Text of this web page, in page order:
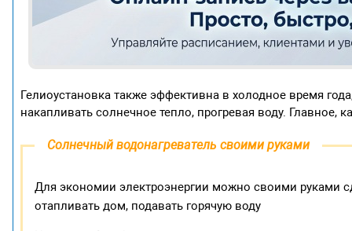
Гелиоустановка также эффективна в холодное время
накапливать солнечное тепло, прогревая воду. Главное,
Солнечный водонагреватель своими руками
Для экономии электроэнергии можно своими руками
отапливать дом, подавать горячую воду